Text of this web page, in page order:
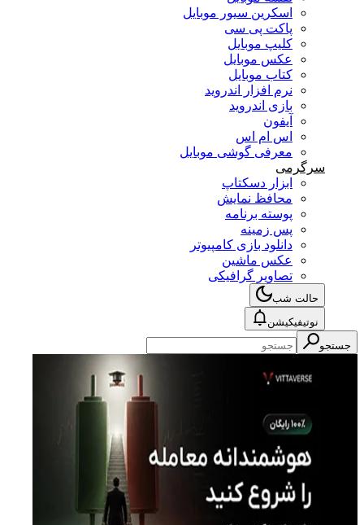
اسکرین سیور موبایل
پاکت پی سی
کلیپ موبایل
عکس موبایل
کتاب موبایل
نرم افزار اندروید
بازی اندروید
آیفون
اس ام اس
معرفی گوشی موبایل
سرگرمی
ابزار دسکتاپ
محافظ نمایش
پوسته برنامه
پس زمینه
دانلود بازی کامپیوتر
عکس ماشین
تصاویر گرافیکی
حالت شب
نوتیفیکیشن
جستجو